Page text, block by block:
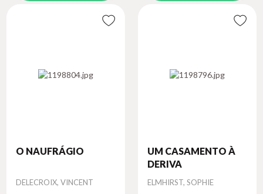
O NAUFRÁGIO
Autor
DELECROIX, VINCENT
UM CASAMENTO À
DERIVA
Autor
ELMHIRST, SOPHIE